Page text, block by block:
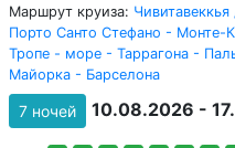
Маршрут круиза:
Порто Санто Стефано - Монте-
Тропе - море - Таррагона -
Майорка - Барселона
7 ночей 10.08.2026 -